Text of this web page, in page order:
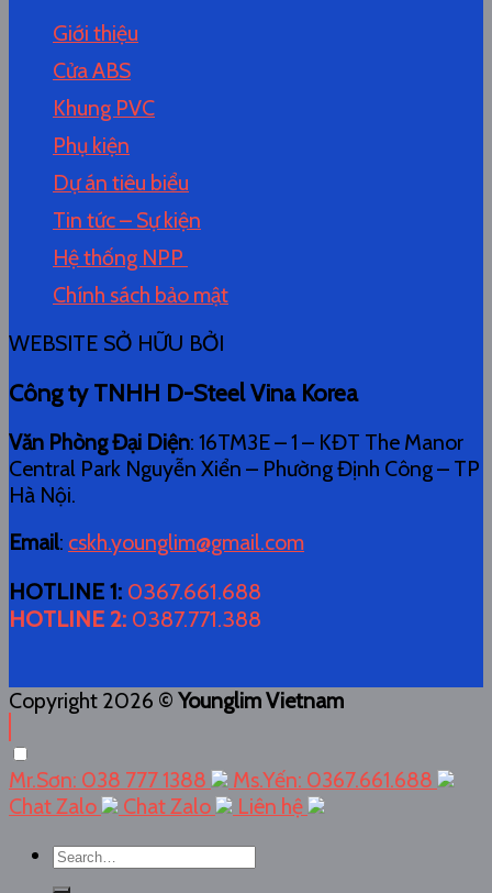
Giới thiệu
Cửa ABS
Khung PVC
Phụ kiện
Dự án tiêu biểu
Tin tức – Sự kiện
Hệ thống NPP
Chính sách bảo mật
WEBSITE SỞ HỮU BỞI
Công ty TNHH D-Steel Vina Korea
Văn Phòng Đại Diện: 16TM3E – 1 – KĐT The Manor
Central Park Nguyễn Xiển – Phường Định Công – TP
Hà Nội.
Email: cskh.younglim@gmail.com
HOTLINE 1: 0367.661.688
HOTLINE 2: 0387.771.388
Copyright 2026 © Younglim Vietnam
Mr.Sơn: 038 777 1388
Ms.Yến: 0367.661.688
Chat Zalo
Chat Zalo
Liên hệ
Search